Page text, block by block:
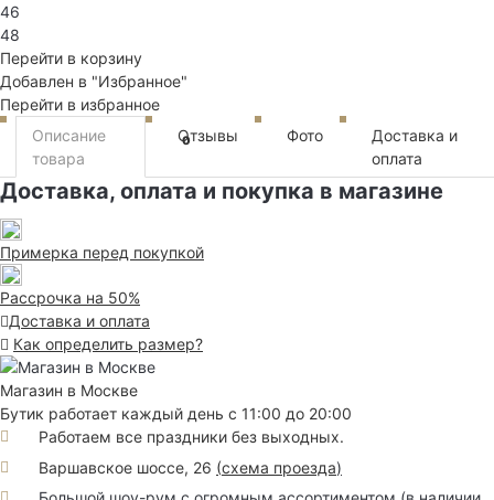
46
48
Перейти в корзину
Добавлен в "Избранное"
Перейти в избранное
Описание
товара
Отзывы
0 Фото
Доставка и
оплата
Доставка, оплата и покупка в магазине
Примерка перед покупкой
Рассрочка на 50%
Доставка и оплата
Как определить размер?
Магазин в Москве
Бутик работает каждый день с 11:00 до 20:00
Работаем все праздники без выходных.
Варшавское шоссе, 26 (схема проезда)